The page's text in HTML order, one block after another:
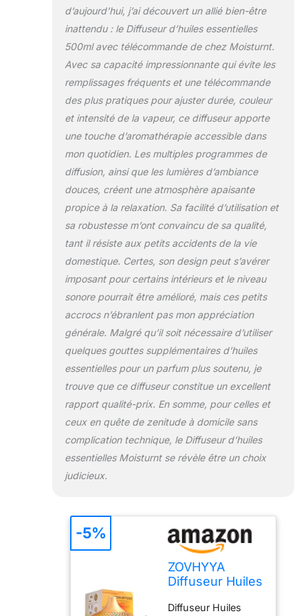
couleurs sombres
et 7 couleurs claires
lorsqu'il est allumé.
Le clic suivant pour
lumières est une
variation de couleur
unique. Laissez ces
lumières créer un
environnement plus
chaud et plus
confortable pour
vous 4 Minuteries -
Notre Diffuseur
Electrique dispose
de 4 modes de
minutage : 1 heure/3
heures/6
continue. Si vous
souhaitez utiliser le
diffuseur avant de
vous coucher, vous
minuterie pour
l'éteindre. Diffuseur
Huiles Essentielles
avec
Télécommande - Ce
Diffuseur
Aromathérapie est
sommeil. La
machine
d'aromathérapie est
équipée d'une
télécommande, qui
contrôler à distance
d’aujourd’hui, j’ai découvert un allié bien-être
inattendu : le Diffuseur d’huiles essentielles
500ml avec télécommande de chez Moisturnt.
Avec sa capacité impressionnante qui évite les
remplissages fréquents et une télécommande
des plus pratiques pour ajuster durée, couleur
et intensité de la vapeur, ce diffuseur apporte
une touche d’aromathérapie accessible dans
mon quotidien. Les multiples programmes de
diffusion, ainsi que les lumières d’ambiance
douces, créent une atmosphère apaisante
propice à la relaxation. Sa facilité d’utilisation et
sa robustesse m’ont convaincu de sa qualité,
tant il résiste aux petits accidents de la vie
domestique. Certes, son design peut s’avérer
imposant pour certains intérieurs et le niveau
sonore pourrait être amélioré, mais ces petits
accrocs n’ébranlent pas mon appréciation
générale. Malgré qu’il soit nécessaire d’utiliser
quelques gouttes supplémentaires d’huiles
essentielles pour un parfum plus soutenu, je
trouve que ce diffuseur constitue un excellent
rapport qualité-prix. En somme, pour celles et
ceux en quête de zenitude à domicile sans
complication technique, le Diffuseur d’huiles
essentielles Moisturnt se révèle être un choix
judicieux.
ZOVHYYA
Diffuseur Huiles
500ML avec
Diffuseur Huiles
-5%